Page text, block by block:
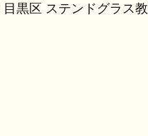
黒区 ステンドグラス教